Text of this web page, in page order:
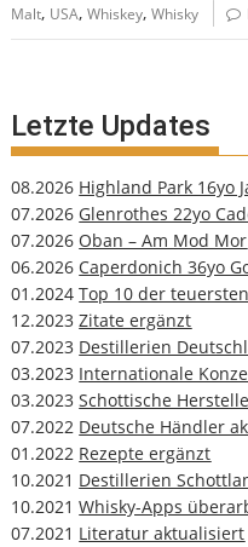
Malt, USA,Whiskey,Whisky
Letzte Updates
08.2026 Highland Park 16yo
07.2026 Glenrothes 22yo
07.2026 Oban – Am Mod Mor
06.2026 Caperdonich 36yo
01.2024Top 10 der
12.2023Zitate ergänzt
07.2023 Destillerien
03.2023 Internationale
03.2023Schottische
07.2022 Deutsche Händler
01.2022 Rezepte ergänzt
10.2021 Destillerien
10.2021Whisky-Apps
07.2021 Literatur aktualisiert